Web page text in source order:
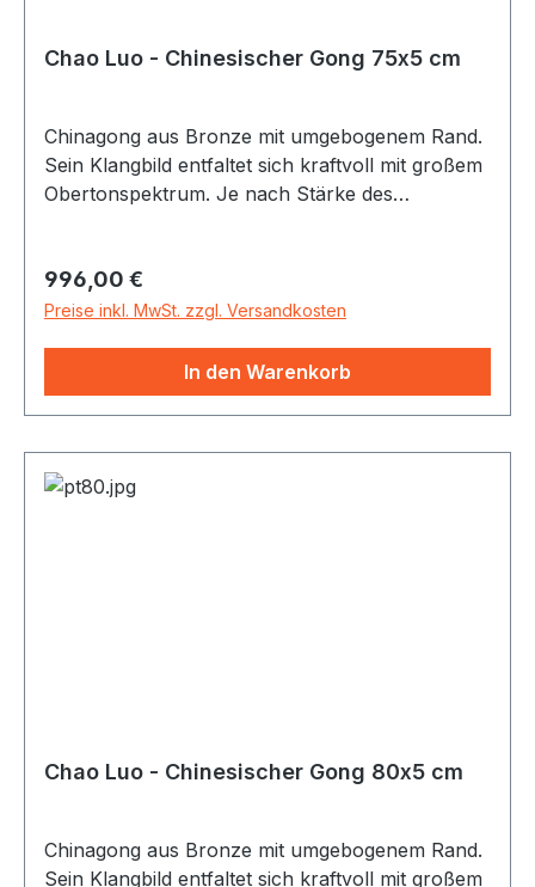
Chao Luo - Chinesischer Gong 75x5 cm
Chinagong aus Bronze mit umgebogenem Rand.
Sein Klangbild entfaltet sich kraftvoll mit großem
Obertonspektrum. Je nach Stärke des
entlocken - vom starken Bässen bis zu sirrenden
Obertönen. Alle Gongs inkl. Gongschlägel
Regulärer Preis:
996,00 €
Preise inkl. MwSt. zzgl. Versandkosten
In den Warenkorb
Chao Luo - Chinesischer Gong 80x5 cm
Chinagong aus Bronze mit umgebogenem Rand.
Sein Klangbild entfaltet sich kraftvoll mit großem